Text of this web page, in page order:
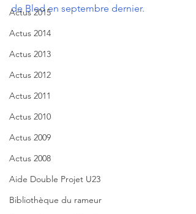
Actus 2015
Actus 2014
Actus 2013
Actus 2012
Actus 2011
Actus 2010
Actus 2009
Actus 2008
Aide Double Projet U23
Bibliothèque du rameur
de Bled en septembre dernier.